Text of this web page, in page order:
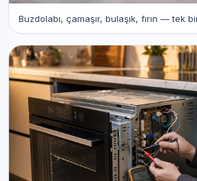
Buzdolabı, çamaşır, bulaşık, fırın — tek